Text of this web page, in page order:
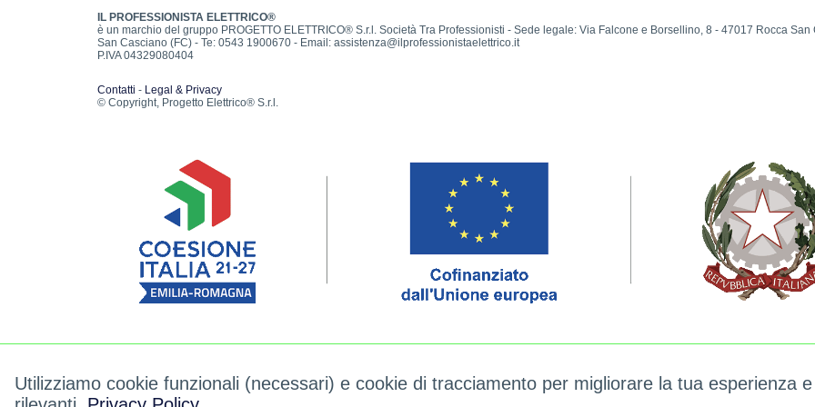
IL PROFESSIONISTA ELETTRICO®
è un marchio del gruppo PROGETTO ELETTRICO® S.r.l. Società Tra Professionisti - Sede legale: Via Falcone e Borsellino, 8 - 47017 Rocca
San Casciano (FC) - Te: 0543 1900670 - Email: assistenza@ilprofessionistaelettrico.it
P.IVA 04329080404
Contatti - Legal & Privacy
© Copyright, Progetto Elettrico® S.r.l.
Il progetto ha previsto lo sviluppo di una piattaforma per i percorsi formativi integrata ad un software gestionale per ottimizzare l'attività aziendale
Utilizziamo cookie funzionali (necessari) e cookie di tracciamento per migliorare la tua esperienza